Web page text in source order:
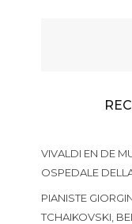
VIVALDI EN DE
OSPEDALE
PIANISTE
TCHAIKOVSKI,